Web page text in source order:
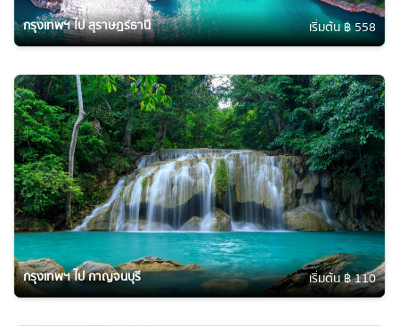
กรุงเทพฯ ไป สุราษฎร์ธานี เริ่มต้น ฿ 558
กรุงเทพฯ ไป กาญจนบุรี เริ่มต้น ฿ 110